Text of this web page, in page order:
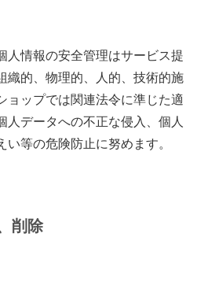
人情報の安全管理はサービス提
織的、物理的、人的、技術的施
ョップでは関連法令に準じた適
人データへの不正な侵入、個人
等の危険防止に努めます。
削除